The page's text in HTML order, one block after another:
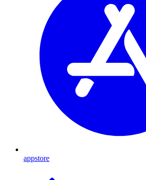
appstore